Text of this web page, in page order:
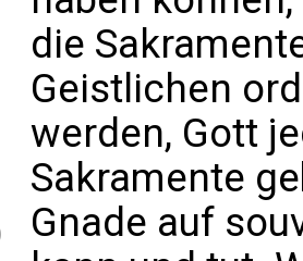
die
Geistlichen
werden, Gott
Sakramente
Gnade auf